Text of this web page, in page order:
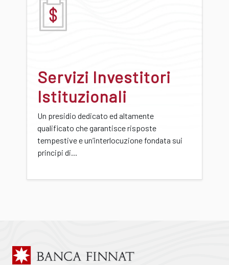
Servizi Investitori
Istituzionali
Un presidio dedicato ed altamente
qualificato che garantisce risposte
tempestive e un’interlocuzione fondata sui
principi di...